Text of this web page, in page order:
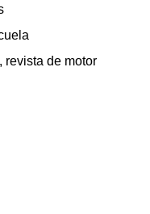
revista de motor